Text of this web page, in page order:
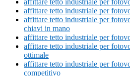
affittare tetto industriale per
affittare tetto industriale per
affittare tetto industriale per
chiavi in mano
affittare tetto industriale per
affittare tetto industriale per
ottimale
affittare tetto industriale per
competitivo